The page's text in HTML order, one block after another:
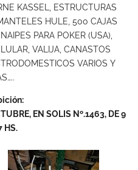
KASSEL, ESTRUCTURAS
HULE, 500 CAJAS
PARA POKER (USA),
VALIJA, CANASTOS
VARIOS Y
EN SOLIS Nº.1463, DE 9
HS.